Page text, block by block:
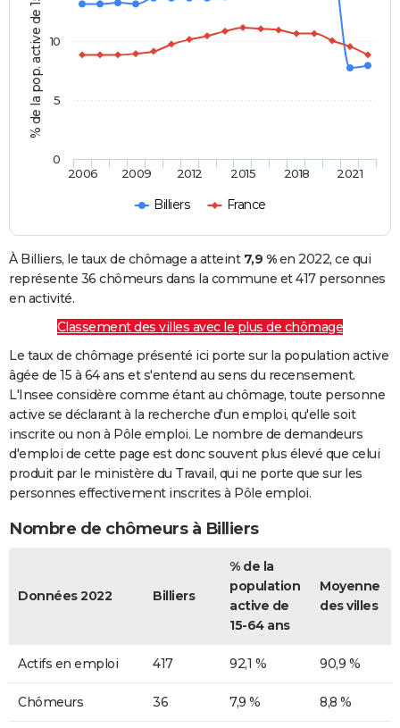
% de la pop. active de 15 - 64 ans
Billiers France
2006 2009 2012 2015 2018 2021
0
5
10
À Billiers, le taux de chômage a atteint 7,9 %en 2022, ce qui
représente 36 chômeurs dans la commune et 417 personnes
en activité.
Classement des villes avec le plus de chômage
Le taux de chômage présenté ici porte sur la population active
âgée de 15 à 64 ans et s'entend au sens du recensement.
L'Insee considère comme étant au chômage, toute personne
active se déclarant à la recherche d'un emploi, qu'elle soit
inscrite ou non à Pôle emploi. Le nombre de demandeurs
d'emploi de cette page est donc souvent plus élevé que celui
produit par le ministère du Travail, qui ne porte que sur les
personnes effectivement inscrites à Pôle emploi.
Nombre de chômeurs à Billiers
Données 2022 Billiers
% de la
population
active de
15-64 ans
Moyenne
des villes
Actifs en emploi 417 92,1 % 90,9 %
Chômeurs 36 7,9 % 8,8 %